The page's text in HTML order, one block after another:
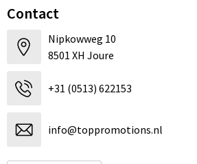
Contact
Nipkowweg 10
8501 XH Joure
+31 (0513) 622153
info@toppromotions.nl